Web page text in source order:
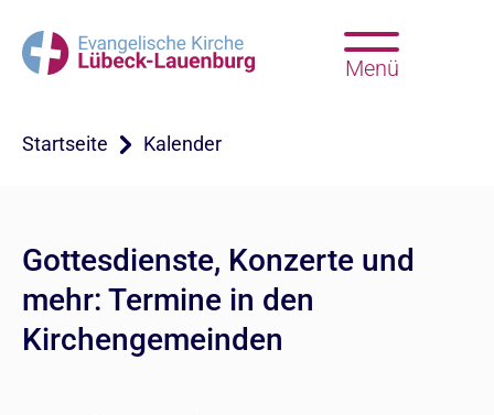
Menü
Startseite Kalender
Gottesdienste, Konzerte und
mehr: Termine in den
Kirchengemeinden